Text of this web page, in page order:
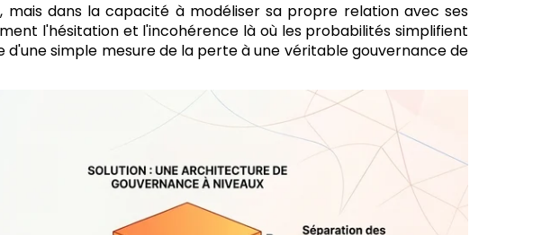
dans la capacité à modéliser sa propre relation avec ses
l'hésitation et l'incohérence là où les probabilités simplifient
simple mesure de la perte à une véritable gouvernance de